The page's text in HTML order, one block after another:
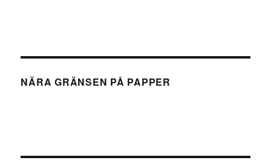
NÄRA GRÄNSEN PÅ PAPPER